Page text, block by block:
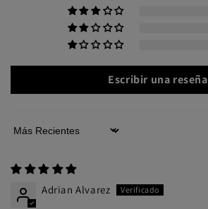
Escribir una reseña
Sort by
Adrian Alvarez